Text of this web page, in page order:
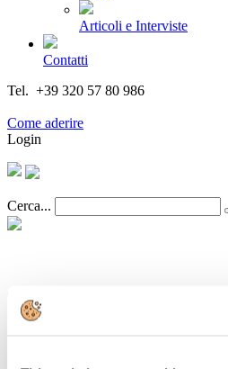
Articoli e Interviste
Contatti
Tel. +39 320 57 80 986
Come aderire
Login
Cerca...
Trasporti: Biscotti
l’approvazione del